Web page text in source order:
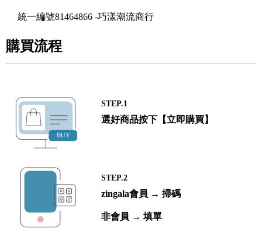
統一編號81464866 -巧漾潮流商行
購買流程
STEP.1
選好商品按下【立即購買】
STEP.2
zingala會員 → 掃碼
非會員 → 填單